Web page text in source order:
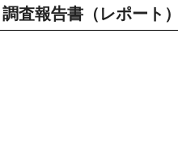
調査報告書（レポート